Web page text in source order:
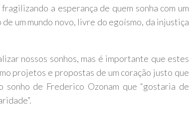
a esperança de quem sonha com um
um mundo novo, livre do egoísmo, da injustiça
nossos sonhos, mas é importante que estes
projetos e propostas de um coração justo que
de Frederico Ozonam que “gostaria de